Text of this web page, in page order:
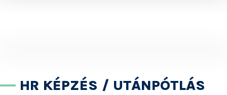
HR KÉPZÉS / UTÁNPÓTLÁS